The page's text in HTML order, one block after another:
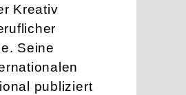
Kreativ
Seine
publiziert